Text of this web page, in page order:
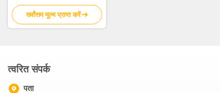
सर्वोत्तम मूल्य प्राप्त करें
त्वरित संपर्क
पता